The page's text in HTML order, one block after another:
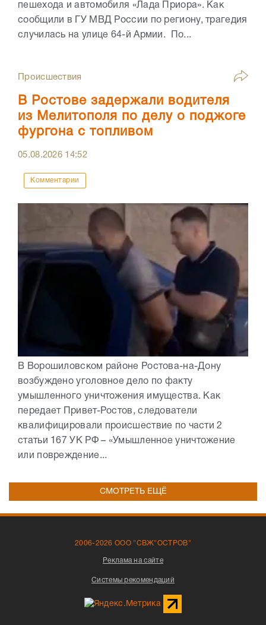
пешехода и автомобиля «Лада Приора». Как
сообщили в ГУ МВД России по региону, трагедия
случилась на улице 64-й Армии. По...
Происшествия
В Ростове задержали водителя
из Мелитополя по делу о поджоге
фургона с топливом
05.08.2026 14:52
Комментарии
В Ворошиловском районе Ростова-на-Дону
возбуждено уголовное дело по факту
умышленного уничтожения имущества. Как
передает Привет-Ростов, следователи
квалифицировали происшествие по части 2
статьи 167 УК РФ – «Умышленное уничтожение
или повреждение...
СМОТРЕТЬ ЕЩЁ
2006-2026 ООО "СВЖ"ОСТРОВ"
Реклама на сайте
Системы рекомендаций